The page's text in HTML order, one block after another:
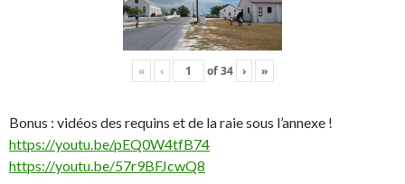
« ‹ of34 › »
Bonus : vidéos des requins et de la raie sous l’annexe !
https://youtu.be/pEQ0W4tfB74
https://youtu.be/57r9BFJcwQ8